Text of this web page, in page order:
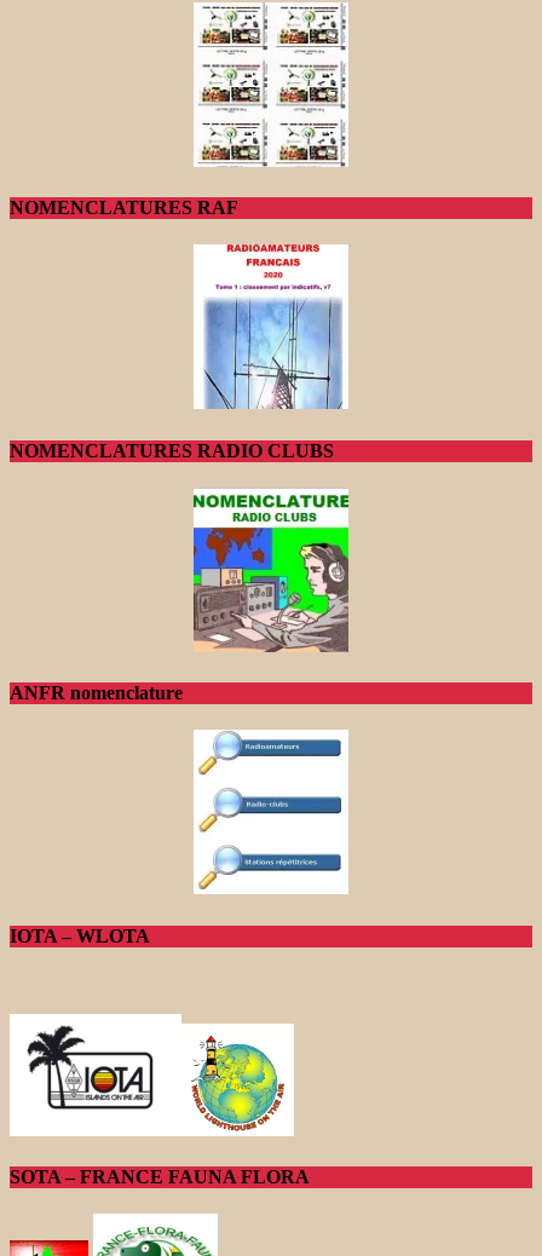
NOMENCLATURES RAF
NOMENCLATURES RADIO CLUBS
ANFR nomenclature
IOTA – WLOTA
SOTA – FRANCE FAUNA FLORA